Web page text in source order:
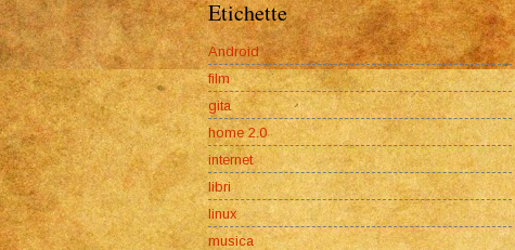
Etichette
Android
film
gita
home 2.0
internet
libri
linux
musica